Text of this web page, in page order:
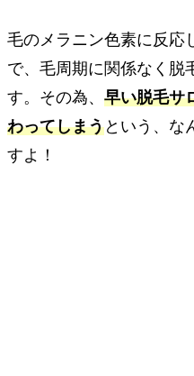
毛のメラニン色素に反応
で、毛周期に関係なく脱
す。その為、 早い脱毛サ
わってしまうという、な
すよ！